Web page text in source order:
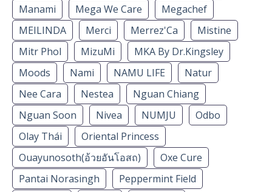
Manami
Mega We Care
Megachef
MEILINDA
Merci Merrez'Ca
Mistine
Mitr Phol
MizuMi
MKA By Dr.Kingsley
Moods
Nami NAMU LIFE
Natur
Nee Cara
Nestea
Nguan Chiang
Nguan Soon
Nivea NUMJU
Odbo
Olay Thái
Oriental Princess
Ouayunosoth(อ้วยอันโอสถ)
Oxe Cure
Pantai Norasingh
Peppermint Field